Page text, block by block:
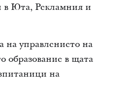
в Юта, Рекламния и
управлението на
образование в щата
на